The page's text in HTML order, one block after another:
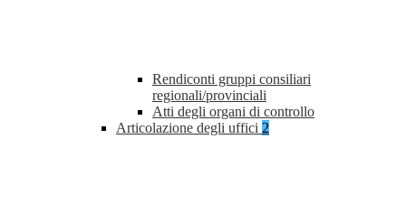
Rendiconti gruppi consiliari
regionali/provinciali
Atti degli organi di controllo
Articolazione degli uffici 2